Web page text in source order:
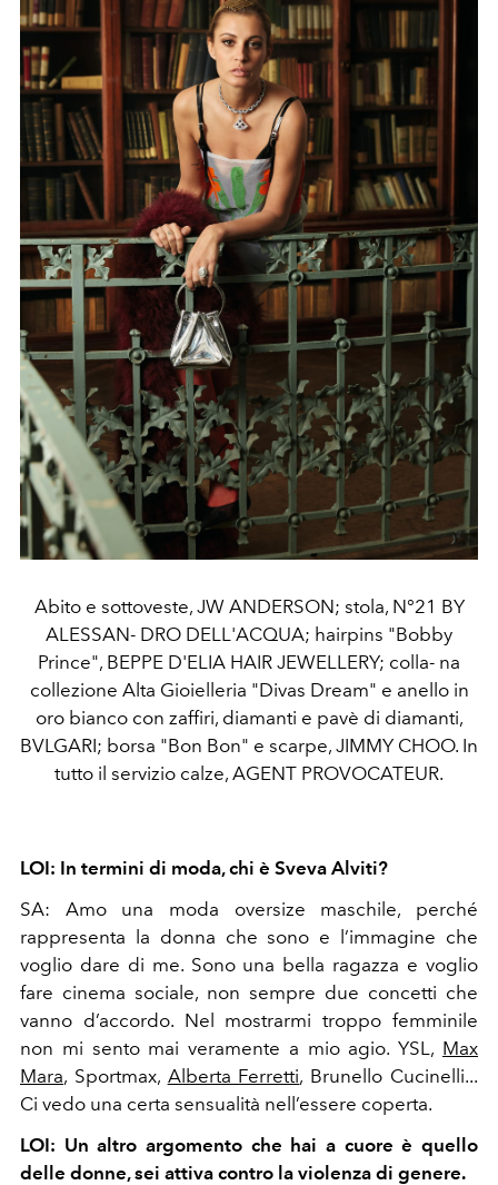
Abito e sottoveste, JW ANDERSON; stola, N°21 BY
ALESSAN- DRO DELL'ACQUA; hairpins "Bobby
Prince", BEPPE D'ELIA HAIR JEWELLERY; colla- na
collezione Alta Gioielleria "Divas Dream" e anello in
oro bianco con zaffiri, diamanti e pavè di diamanti,
BVLGARI; borsa "Bon Bon" e scarpe, JIMMY CHOO. In
tutto il servizio calze, AGENT PROVOCATEUR.
LOI: In termini di moda, chi è Sveva Alviti?
SA: Amo una moda oversize maschile, perché
rappresenta la donna che sono e l’immagine che
voglio dare di me. Sono una bella ragazza e voglio
fare cinema sociale, non sempre due concetti che
vanno d’accordo. Nel mostrarmi troppo femminile
non mi sento mai veramente a mio agio. YSL, Max
Mara, Sportmax, Alberta Ferretti, Brunello Cucinelli...
Ci vedo una certa sensualità nell’essere coperta.
LOI: Un altro argomento che hai a cuore è quello
delle donne, sei attiva contro la violenza di genere.